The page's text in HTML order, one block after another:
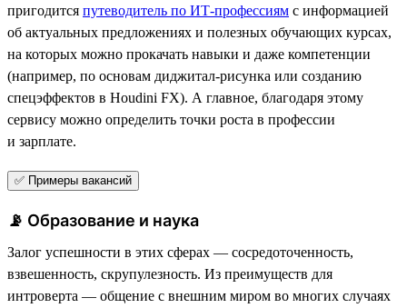
пригодится путеводитель по ИТ-профессиям с информацией
об актуальных предложениях и полезных обучающих курсах,
на которых можно прокачать навыки и даже компетенции
(например, по основам диджитал-рисунка или созданию
спецэффектов в Houdini FX). А главное, благодаря этому
сервису можно определить точки роста в профессии
и зарплате.
✅ Примеры вакансий
📡 Образование и наука
Залог успешности в этих сферах — сосредоточенность,
взвешенность, скрупулезность. Из преимуществ для
интроверта — общение с внешним миром во многих случаях